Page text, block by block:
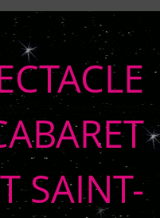
SAINT-